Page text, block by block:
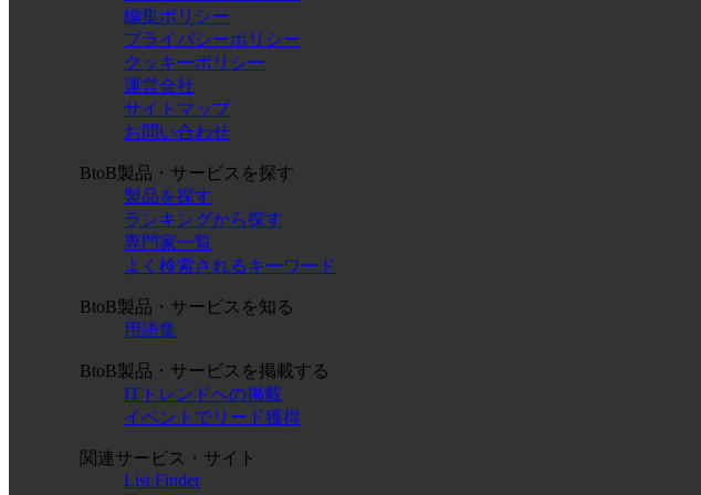
編集ポリシー
プライバシーポリシー
クッキーポリシー
運営会社
サイトマップ
お問い合わせ
BtoB製品・サービスを探す
製品を探す
ランキングから探す
専門家一覧
よく検索されるキーワード
BtoB製品・サービスを知る
用語集
BtoB製品・サービスを掲載する
ITトレンドへの掲載
イベントでリード獲得
関連サービス・サイト
List Finder